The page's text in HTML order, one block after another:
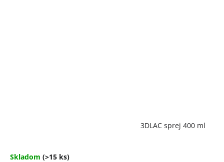
3DLAC sprej 400 ml
4,7
Skladom (>15 ks)